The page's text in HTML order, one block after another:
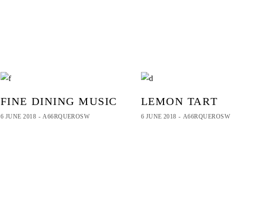
FINE DINING MUSIC
6 JUNE 2018 A66RQUEROSW
LEMON TART
6 JUNE 2018 A66RQUEROSW